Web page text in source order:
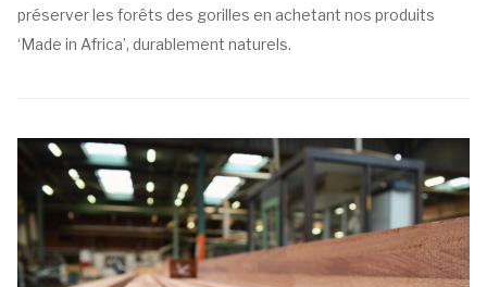
préserver les forêts des gorilles en achetant nos produits
‘Made in Africa’, durablement naturels.